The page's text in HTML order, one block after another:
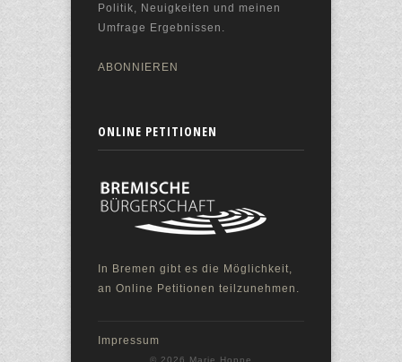
Politik, Neuigkeiten und meinen
Umfrage Ergebnissen.
ABONNIEREN
ONLINE PETITIONEN
In Bremen gibt es die Möglichkeit,
an Online Petitionen teilzunehmen.
Impressum
© 2026 Marie Hoppe